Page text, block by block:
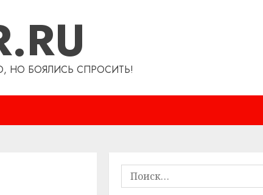
НО БОЯЛИСЬ СПРОСИТЬ!
Найти: